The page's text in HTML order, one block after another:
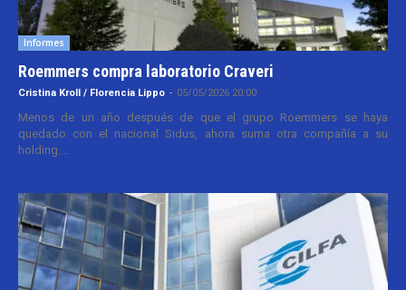
Informes
Roemmers compra laboratorio Craveri
Cristina Kroll / Florencia Lippo - 05/05/2026 20:00
Menos de un año después de que el grupo Roemmers se haya
quedado con el nacional Sidus, ahora suma otra compañía a su
holding....